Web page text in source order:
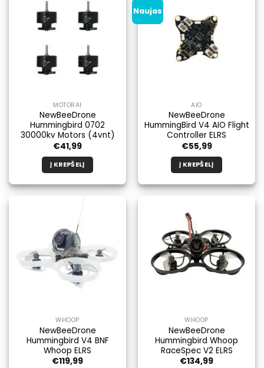
MOTORAI
NewBeeDrone
Hummingbird 0702
30000kv Motors (4vnt)
€41,99
Į KREPŠELĮ
Naujas
AIO
NewBeeDrone
HummingBird V4 AIO Flight
Controller ELRS
€55,99
Į KREPŠELĮ
WHOOP
NewBeeDrone
Hummingbird V4 BNF
Whoop ELRS
€119,99
WHOOP
NewBeeDrone
Hummingbird Whoop
RaceSpec V2 ELRS
€134,99